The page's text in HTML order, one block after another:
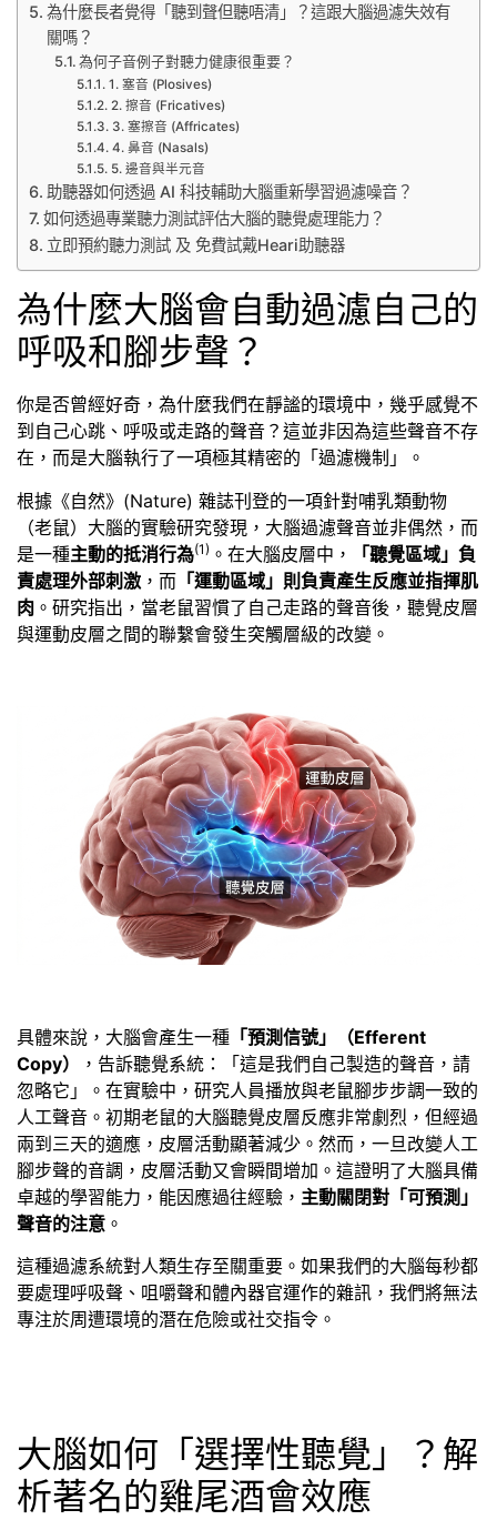
為什麼長者覺得「聽到聲但聽唔清」？這跟大腦過濾失效有
關嗎？
為何子音例子對聽力健康很重要？
1. 塞音 (Plosives)
2. 擦音 (Fricatives)
3. 塞擦音 (Affricates)
4. 鼻音 (Nasals)
5. 邊音與半元音
助聽器如何透過 AI 科技輔助大腦重新學習過濾噪音？
如何透過專業聽力測試評估大腦的聽覺處理能力？
立即預約聽力測試 及 免費試戴Heari助聽器
為什麼大腦會自動過濾自己的
呼吸和腳步聲？
你是否曾經好奇，為什麼我們在靜謐的環境中，幾乎感覺不
到自己心跳、呼吸或走路的聲音？這並非因為這些聲音不存
在，而是大腦執行了一項極其精密的「過濾機制」。
根據《自然》(Nature) 雜誌刊登的一項針對哺乳類動物
（老鼠）大腦的實驗研究發現，大腦過濾聲音並非偶然，而
是一種主動的抵消行為(1) 。在大腦皮層中，
「聽覺區域」負
責處理外部刺激 ，而 「運動區域」則負責產生反應並指揮肌
肉 。研究指出，當老鼠習慣了自己走路的聲音後，聽覺皮層
與運動皮層之間的聯繫會發生突觸層級的改變。
具體來說，大腦會產生一種 「預測信號」（Efferent
Copy）
，告訴聽覺系統：「這是我們自己製造的聲音，請
忽略它」。在實驗中，研究人員播放與老鼠腳步步調一致的
人工聲音。初期老鼠的大腦聽覺皮層反應非常劇烈，但經過
兩到三天的適應，皮層活動顯著減少。然而，一旦改變人工
腳步聲的音調，皮層活動又會瞬間增加。這證明了大腦具備
卓越的學習能力，能因應過往經驗， 主動關閉對「可預測」
聲音的注意 。
這種過濾系統對人類生存至關重要。如果我們的大腦每秒都
要處理呼吸聲、咀嚼聲和體內器官運作的雜訊，我們將無法
專注於周遭環境的潛在危險或社交指令。
大腦如何「選擇性聽覺」？解
析著名的雞尾酒會效應